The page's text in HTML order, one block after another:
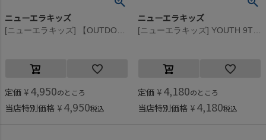
ニューエラキッズ
定価 ¥ 4,950のところ
当店特別価格 ¥ 4,950税込
ニューエラキッズ
定価 ¥ 4,180のところ
当店特別価格 ¥ 4,180税込